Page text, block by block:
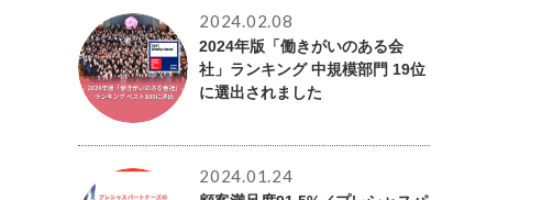
2024.02.08
2024年版「働きがいのある会
社」ランキング 中規模部門 19位
に選出されました
2024.01.24